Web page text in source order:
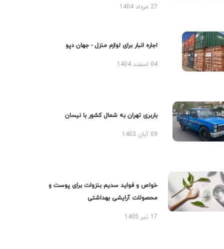
27 مرداد 1404
اجاره انبار برای لوازم منزل - جهان دپو
04 اسفند 1404
باربری تهران به شمال کشور با نیسان
09 آبان 1403
خواص و فواید سدیم بنزوات برای پوست و
محصولات آرایشی بهداشتی
17 تیر 1405